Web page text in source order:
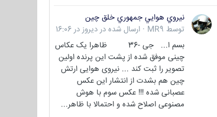
نيروي هوايي جمهوري خلق چين
توسط MR9
· ارسال شده در دیروز در 16:06
بسم ا... جی -36 ظاهرا یک عکاس
چینی موفق شده از پشت این پرنده اولین
تصویر را ثبت کند ... نیروی هوایی ارتش
چین هم بشدت از انتشار این عکس
عصبانی شده !!! عکس سوم با هوش
مصنوعی اصلاح شده و احتمالا با ظاهر...